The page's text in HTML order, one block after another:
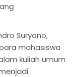
Suryono,
mahasiswa
kuliah umum